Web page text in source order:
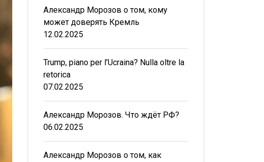
Александр Морозов о том, кому
может доверять Кремль
12.02.2025
Trump, piano per l’Ucraina? Nulla oltre la
retorica
07.02.2025
Александр Морозов. Что ждёт РФ?
06.02.2025
Александр Морозов о том, как